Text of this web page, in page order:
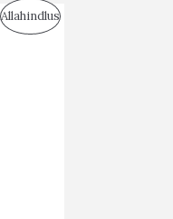
S
AllahindlusS